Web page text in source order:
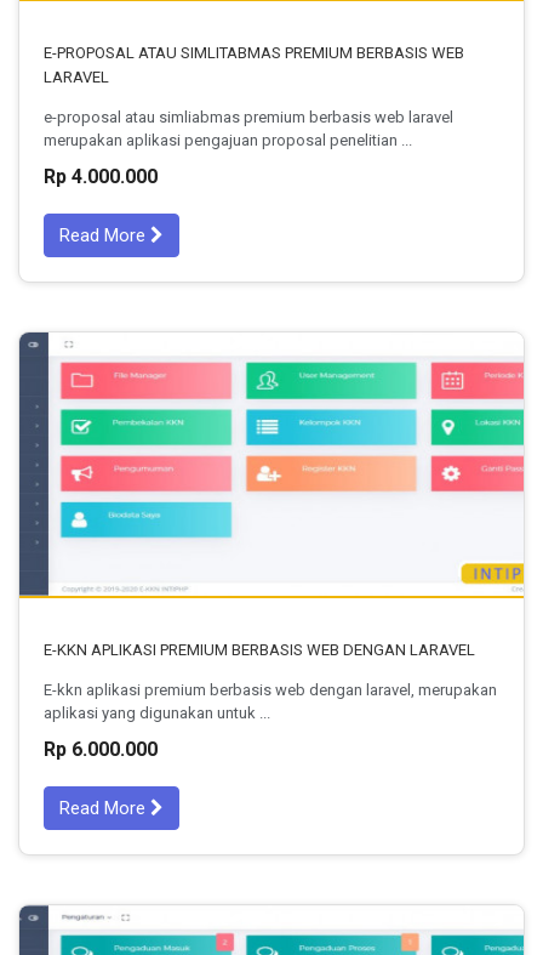
E-PROPOSAL ATAU SIMLITABMAS PREMIUM BERBASIS WEB
LARAVEL
e-proposal atau simliabmas premium berbasis web laravel
merupakan aplikasi pengajuan proposal penelitian ...
Rp 4.000.000
Read More
E-KKN APLIKASI PREMIUM BERBASIS WEB DENGAN LARAVEL
E-kkn aplikasi premium berbasis web dengan laravel, merupakan
aplikasi yang digunakan untuk ...
Rp 6.000.000
Read More